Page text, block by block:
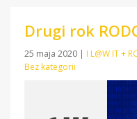
Drugi rok
25 maja 2020 | I L@W IT +
Bez kategorii